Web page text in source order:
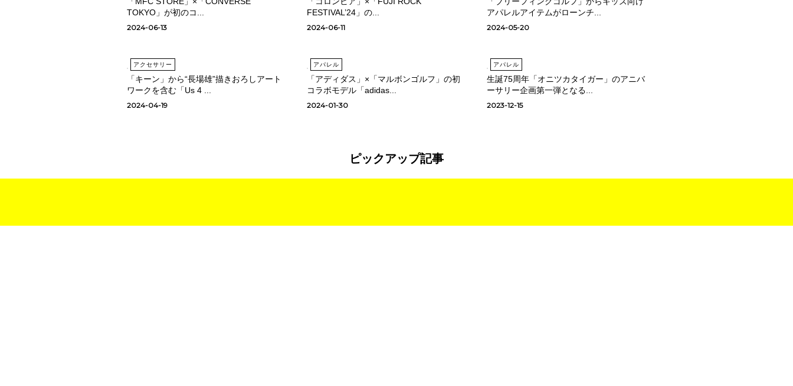
TOKYO」が初のコ...
2024-06-13
FESTIVAL’24」の...
2024-06-11
アパレルアイテムがローンチ...
2024-05-20
アクセサリー
「キーン」から“長場雄”描きおろしアート
ワークを含む「Us 4 ...
2024-04-19
アパレル
「アディダス」×「マルボンゴルフ」の初
コラボモデル「adidas...
2024-01-30
アパレル
生誕75周年「オニツカタイガー」のアニバ
ーサリー企画第一弾となる...
2023-12-15
ピックアップ記事